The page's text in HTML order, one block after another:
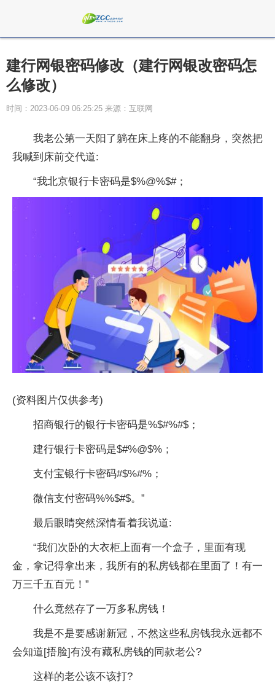
建行网银密码修改（建行网银改密码怎
么修改）
时间：2023-06-09 06:25:25 来源：互联网
我老公第一天阳了躺在床上疼的不能翻身，突然把
我喊到床前交代道:
“我北京银行卡密码是$%@%$#；
(资料图片仅供参考)
招商银行的银行卡密码是%$#%#$；
建行银行卡密码是$#%@$%；
支付宝银行卡密码#$%#%；
微信支付密码%%$#$。”
最后眼睛突然深情看着我说道:
“我们次卧的大衣柜上面有一个盒子，里面有现
金，拿记得拿出来，我所有的私房钱都在里面了！有一
万三千五百元！”
什么竟然存了一万多私房钱！
我是不是要感谢新冠，不然这些私房钱我永远都不
会知道[捂脸]有没有藏私房钱的同款老公?
这样的老公该不该打?